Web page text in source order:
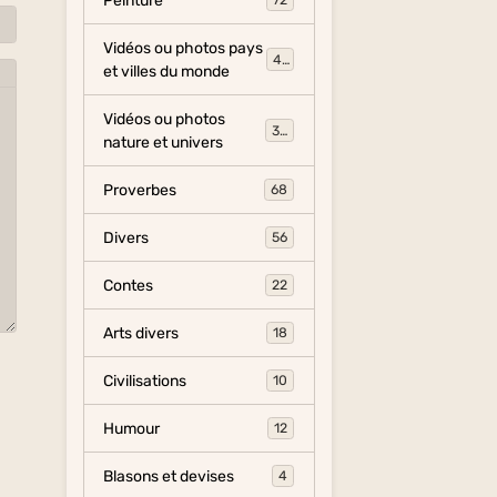
Vidéos ou photos pays
et villes du monde
454
Vidéos ou photos
nature et univers
325
Proverbes 68
Divers 56
Contes 22
Arts divers 18
Civilisations 10
Humour 12
Blasons et devises 4